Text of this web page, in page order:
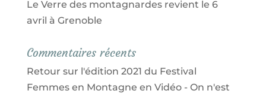
Le Verre des montagnardes revient le 6
avril à Grenoble
Commentaires récents
Retour sur l'édition 2021 du Festival
Femmes en Montagne en Vidéo - On n'est